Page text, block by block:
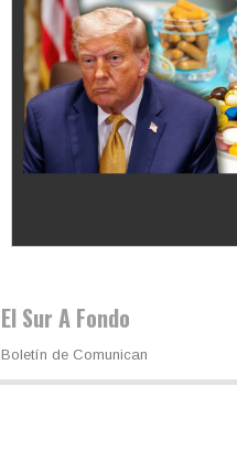
El Sur A Fondo
Boletín de Comunican